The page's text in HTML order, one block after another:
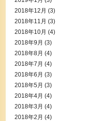
2018年12月 (3)
2018年11月 (3)
2018年10月 (4)
2018年9月 (3)
2018年8月 (4)
2018年7月 (4)
2018年6月 (3)
2018年5月 (3)
2018年4月 (4)
2018年3月 (4)
2018年2月 (4)